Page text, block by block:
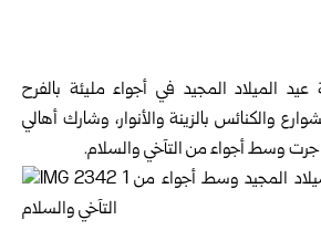
الميلاد المجيد في أجواء مليئة بالفرح
والكنائس بالزينة والأنوار، وشارك أهالي
جرت وسط أجواء من التآخي والسلام.